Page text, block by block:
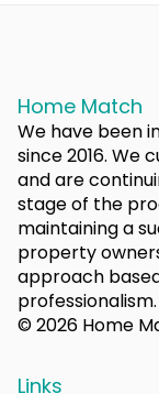
Home Match
We have been
since 2016. We
and are
stage of the
maintaining a
property
approach
professionalism.
© 2026 Home
Links